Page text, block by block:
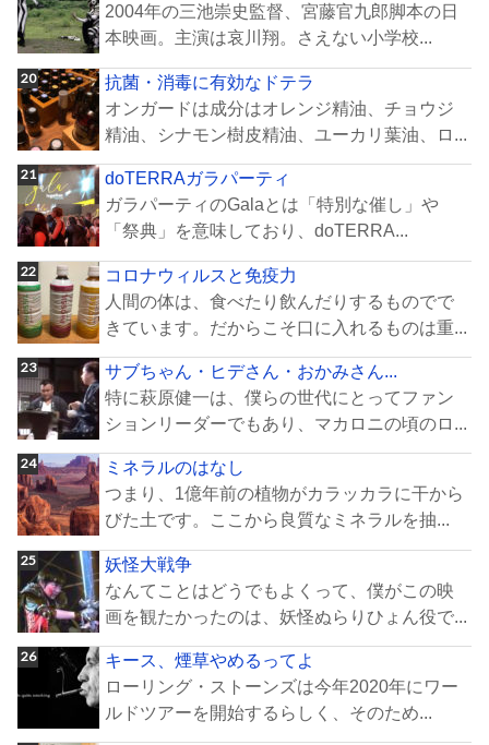
2004年の三池崇史監督、宮藤官九郎脚本の日
本映画。主演は哀川翔。さえない小学校...
抗菌・消毒に有効なドテラ
オンガードは成分はオレンジ精油、チョウジ
精油、シナモン樹皮精油、ユーカリ葉油、ロ...
doTERRAガラパーティ
ガラパーティのGalaとは「特別な催し」や
「祭典」を意味しており、doTERRA...
コロナウィルスと免疫力
人間の体は、食べたり飲んだりするものでで
きています。だからこそ口に入れるものは重...
サブちゃん・ヒデさん・おかみさん...
特に萩原健一は、僕らの世代にとってファン
ションリーダーでもあり、マカロニの頃のロ...
ミネラルのはなし
つまり、1億年前の植物がカラッカラに干から
びた土です。ここから良質なミネラルを抽...
妖怪大戦争
なんてことはどうでもよくって、僕がこの映
画を観たかったのは、妖怪ぬらりひょん役で...
キース、煙草やめるってよ
ローリング・ストーンズは今年2020年にワー
ルドツアーを開始するらしく、そのため...